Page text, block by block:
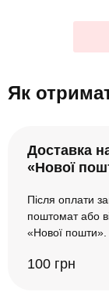
Як
Доставка
«Нової
Після оплати
поштомат або
«Нової пошти».
100 грн